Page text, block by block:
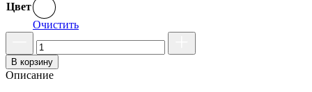
Цвет
Очистить
В корзину
Описание